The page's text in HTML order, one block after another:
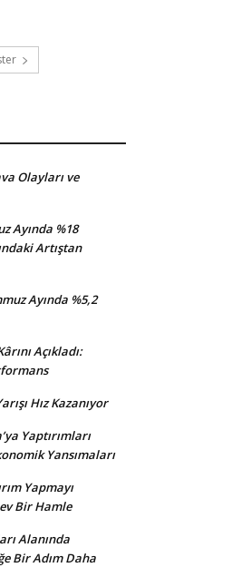
Olayları ve
Ayında %18
Artıştan
Ayında %5,2
Açıkladı:
Hız Kazanıyor
Yaptırımları
Yansımaları
Yapmayı
Bir Hamle
Alanında
Bir Adım Daha